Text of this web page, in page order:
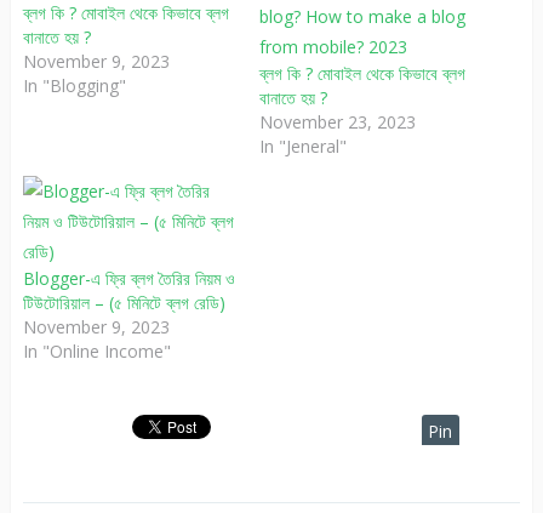
ব্লগ কি ? মোবাইল থেকে কিভাবে ব্লগ
বানাতে হয় ?
November 9, 2023
In "Blogging"
ব্লগ কি ? মোবাইল থেকে কিভাবে ব্লগ
বানাতে হয় ?
November 23, 2023
In "Jeneral"
Blogger-এ ফ্রি ব্লগ তৈরির নিয়ম ও
টিউটোরিয়াল – (৫ মিনিটে ব্লগ রেডি)
November 9, 2023
In "Online Income"
Pin